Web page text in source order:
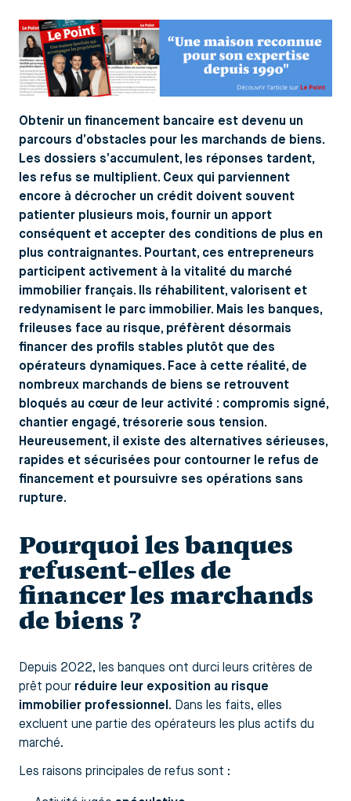
Obtenir un financement bancaire est devenu un
parcours d’obstacles pour les marchands de biens.
Les dossiers s’accumulent, les réponses tardent,
les refus se multiplient. Ceux qui parviennent
encore à décrocher un crédit doivent souvent
patienter plusieurs mois, fournir un apport
conséquent et accepter des conditions de plus en
plus contraignantes. Pourtant, ces entrepreneurs
participent activement à la vitalité du marché
immobilier français. Ils réhabilitent, valorisent et
redynamisent le parc immobilier. Mais les banques,
frileuses face au risque, préfèrent désormais
financer des profils stables plutôt que des
opérateurs dynamiques. Face à cette réalité, de
nombreux marchands de biens se retrouvent
bloqués au cœur de leur activité : compromis signé,
chantier engagé, trésorerie sous tension.
Heureusement, il existe des alternatives sérieuses,
rapides et sécurisées pour contourner le refus de
financement et poursuivre ses opérations sans
rupture.
Pourquoi les banques
refusent-elles de
financer les marchands
de biens ?
Depuis 2022, les banques ont durci leurs critères de
prêt pour réduire leur exposition au risque
immobilier professionnel . Dans les faits, elles
excluent une partie des opérateurs les plus actifs du
marché.
Les raisons principales de refus sont :